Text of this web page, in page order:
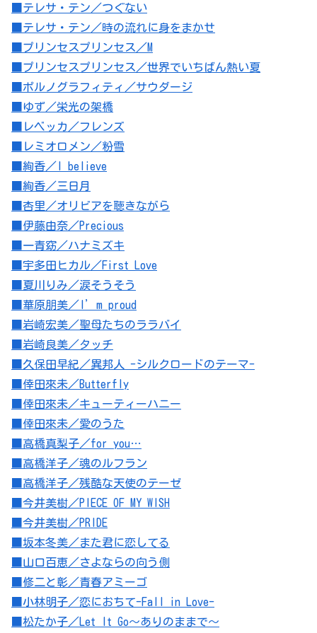
■テレサ・テン／つぐない
■テレサ・テン／時の流れに身をまかせ
■プリンセスプリンセス／M
■プリンセスプリンセス／世界でいちばん熱い夏
■ポルノグラフィティ／サウダージ
■ゆず／栄光の架橋
■レベッカ／フレンズ
■レミオロメン／粉雪
■絢香／I believe
■絢香／三日月
■杏里／オリビアを聴きながら
■伊藤由奈／Precious
■一青窈／ハナミズキ
■宇多田ヒカル／First Love
■夏川りみ／涙そうそう
■華原朋美／I’m proud
■岩崎宏美／聖母たちのララバイ
■岩崎良美／タッチ
■久保田早紀／異邦人 -シルクロードのテーマ-
■倖田來未／Butterfly
■倖田來未／キューティーハニー
■倖田來未／愛のうた
■高橋真梨子／for you…
■高橋洋子／魂のルフラン
■高橋洋子／残酷な天使のテーゼ
■今井美樹／PIECE OF MY WISH
■今井美樹／PRIDE
■坂本冬美／また君に恋してる
■山口百恵／さよならの向う側
■修二と彰／青春アミーゴ
■小林明子／恋におちて-Fall in Love-
■松たか子／Let It Go～ありのままで～